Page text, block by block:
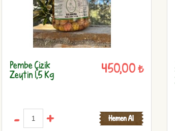
Pembe Çizik
Zeytin 1,5 Kg 450,00 ₺
- +